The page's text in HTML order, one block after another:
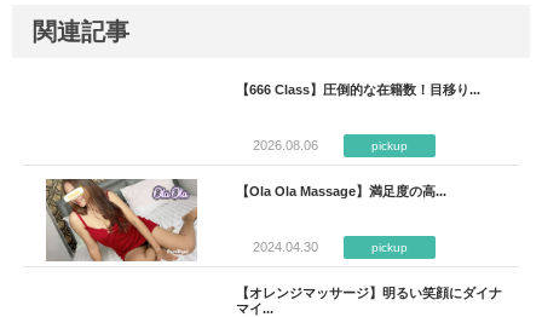
関連記事
【666 Class】圧倒的な在籍数！目移り...
2026.08.06 pickup
【Ola Ola Massage】満足度の高...
2024.04.30 pickup
【オレンジマッサージ】明るい笑顔にダイナ
マイ...